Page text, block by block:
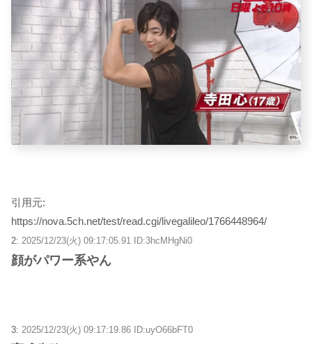
引用元:
https://nova.5ch.net/test/read.cgi/livegalileo/1766448964/
2: 2025/12/23(火) 09:17:05.91 ID:3hcMHgNi0
顔がパワー系やん
3: 2025/12/23(火) 09:17:19.86 ID:uyO66bFT0